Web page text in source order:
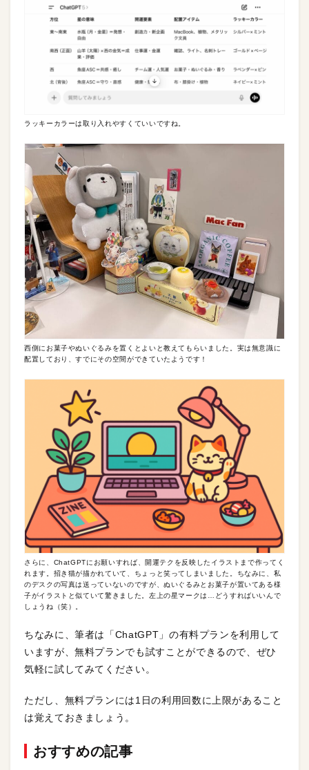
ラッキーカラーは取り入れやすくていいですね。
西側にお菓子やぬいぐるみを置くとよいと教えてもらいました。実は無意識に
配置しており、すでにその空間ができていたようです！
さらに、ChatGPTにお願いすれば、開運テクを反映したイラストまで作ってく
れます。招き猫が描かれていて、ちょっと笑ってしまいました。ちなみに、私
のデスクの写真は送っていないのですが、ぬいぐるみとお菓子が置いてある様
子がイラストと似ていて驚きました。左上の星マークは…どうすればいいんで
しょうね（笑）。
ちなみに、筆者は「ChatGPT」の有料プランを利用して
いますが、無料プランでも試すことができるので、ぜひ
気軽に試してみてください。
ただし、無料プランには1日の利用回数に上限があること
は覚えておきましょう。
おすすめの記事